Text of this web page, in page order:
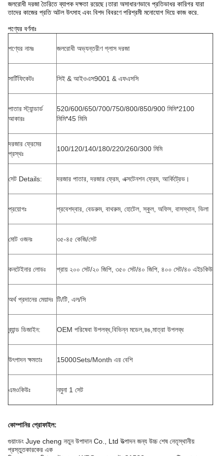
জলরোধী দরজা তৈরিতে ব্যাপক দক্ষতা রয়েছে।তারা অসাধারণভাবে প্রতিভাধর কারিগর যারা
তাদের কাজের প্রতি অটল উৎসাহ এবং বিশদ বিবরণে পরিশ্রমী মনোযোগ দিয়ে কাজ করে.
পণ্যের বর্ণনাঃ
পণ্যের নামঃ জলরোধী অভ্যন্তরীণ গ্লাস দরজা
সার্টিফিকেটঃ সিই & আইওএস9001 & এফএসসি
পাতার স্ট্যান্ডার্ড
আকারঃ
520/600/650/700/750/800/850/900 মিমি*2100
মিমি*45 মিমি
দরজার ফ্রেমের
প্রস্থঃ
100/120/140/180/220/260/300 মিমি
সেট Details: দরজার পাতার, দরজার ফ্রেম, এক্সটেনশন ফ্রেম, আর্কিট্রেভ।
প্রয়োগঃ প্রবেশদ্বার, বেডরুম, বাথরুম, হোটেল, স্কুল, অফিস, বাসস্থান, ভিলা
মোট ওজনঃ ৩৫-৪৫ কেজি/সেট
কনটেইনার লোডঃ প্রায় ২০০ সেট/২০ জিপি, ৩৫০ সেট/৪০ জিপি, ৪০০ সেট/৪০ এইচকিউ
অর্থ প্রদানের মেয়াদঃ টি/টি, এল/সি
ব্র্যান্ড ডিজাইন: OEM পরিষেবা উপলব্ধ,বিভিন্ন মডেল,রঙ,মাত্রা উপলব্ধ
উৎপাদন ক্ষমতাঃ 15000Sets/Month এর বেশি
এমওকিউঃ নমুনা 1 সেট
কোম্পানির প্রোফাইল:
গুয়াংডং Juye cheng নতুন উপাদান Co., Ltd উত্পাদন জন্য উচ্চ শেষ নেতৃস্থানীয়
প্রস্তুতকারকের এক